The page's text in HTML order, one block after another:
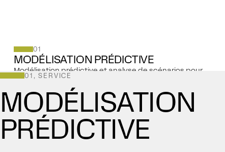
01
MODÉLISATION PRÉDICTIVE
Modélisation prédictive et analyse de scénarios pour
des questions liées au développement urbain,
socioéconomiques et environnementales.
EN SAVOIR PLUS ↓
01, SERVICE
MODÉLISATION
PRÉDICTIVE